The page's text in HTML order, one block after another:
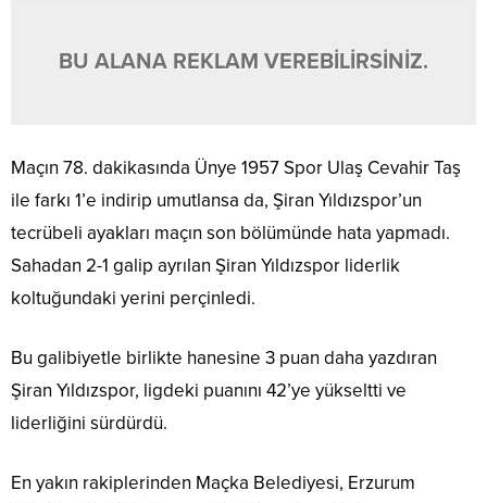
BU ALANA REKLAM VEREBİLİRSİNİZ.
Maçın 78. dakikasında Ünye 1957 Spor Ulaş Cevahir Taş
ile farkı 1’e indirip umutlansa da, Şiran Yıldızspor’un
tecrübeli ayakları maçın son bölümünde hata yapmadı.
Sahadan 2-1 galip ayrılan Şiran Yıldızspor liderlik
koltuğundaki yerini perçinledi.
Bu galibiyetle birlikte hanesine 3 puan daha yazdıran
Şiran Yıldızspor, ligdeki puanını 42’ye yükseltti ve
liderliğini sürdürdü.
En yakın rakiplerinden Maçka Belediyesi, Erzurum